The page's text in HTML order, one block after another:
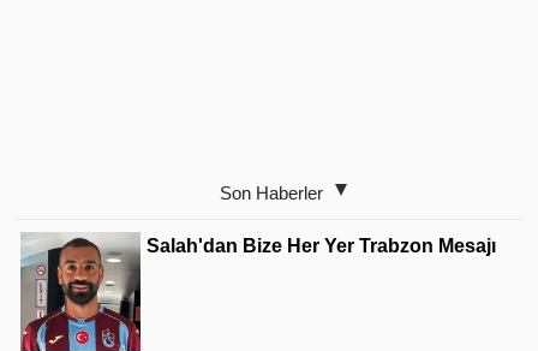
Son Haberler
Salah'dan Bize Her Yer Trabzon Mesajı